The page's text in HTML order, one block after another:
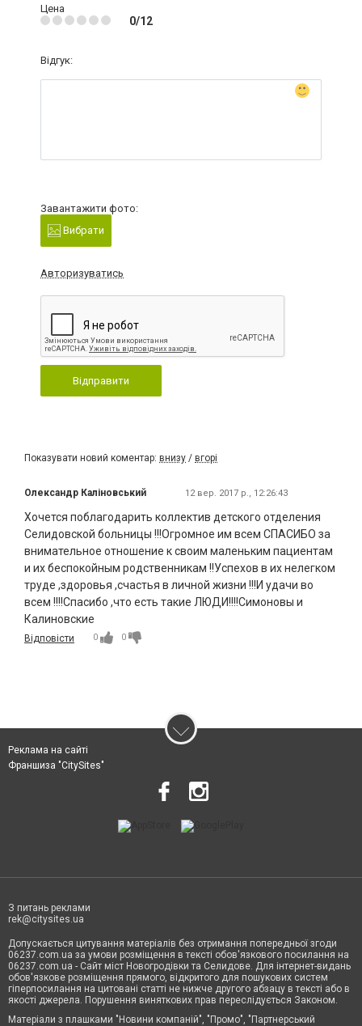
Цена
0/12
Відгук:
Завантажити фото:
Вибрати
Авторизуватись
Відправити
Показувати новий коментар: внизу / вгорі
Олександр Каліновський 12 вер. 2017 р., 12:26:43
Хочется поблагодарить коллектив детского отделения
Селидовской больницы !!!Огромное им всем СПАСИБО за
внимательное отношение к своим маленьким пациентам
и их беспокойным родственникам !!Успехов в их нелегком
труде ,здоровья ,счастья в личной жизни !!!И удачи во
всем !!!!Спасибо ,что есть такие ЛЮДИ!!!!Симоновы и
Калиновские
Відповісти 0 0
Реклама на сайті
Франшиза "CitySites"
З питань реклами
rek@citysites.ua
Допускається цитування матеріалів без отримання попередньої згоди
06237.com.ua за умови розміщення в тексті обов'язкового посилання на
06237.com.ua - Сайт міст Новогродівки та Селидове. Для інтернет-видань
обов'язкове розміщення прямого, відкритого для пошукових систем
гіперпосилання на цитовані статті не нижче другого абзацу в тексті або в
якості джерела. Порушення виняткових прав переслідується Законом.
Матеріали з плашками "Новини компаній", "Промо", "Партнерський